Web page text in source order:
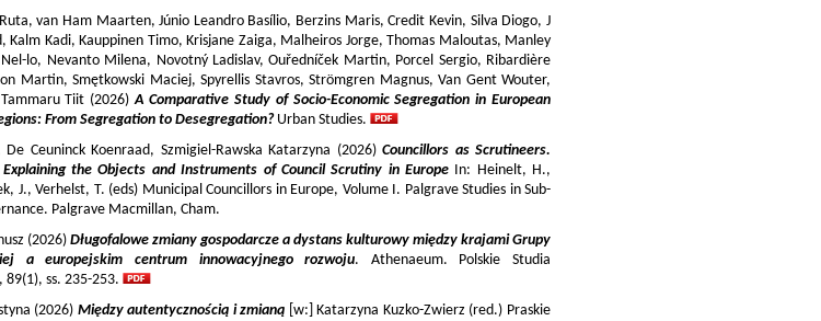
van Ham Maarten, Júnio Leandro Basílio, Berzins Maris, Credit Kevin, Silva Diogo, J
Kalm Kadi, Kauppinen Timo, Krisjane Zaiga, Malheiros Jorge, Thomas Maloutas, Manley
lo, Nevanto Milena, Novotný Ladislav, Ouředníček Martin, Porcel Sergio, Ribardière
Martin, Smętkowski Maciej, Spyrellis Stavros, Strömgren Magnus, Van Gent Wouter,
Tammaru Tiit (2026)A Comparative Study of Socio-Economic Segregation in European
From Segregation to Desegregation?Urban Studies.
De Ceuninck Koenraad, Szmigiel-Rawska Katarzyna (2026) Councillors as Scrutineers.
the Objects and Instruments of Council Scrutiny in EuropeIn: Heinelt, H.,
J., Verhelst, T. (eds) Municipal Councillors in Europe, Volume I. Palgrave Studies in Sub-
Palgrave Macmillan, Cham.
(2026) Długofalowe zmiany gospodarcze a dystans kulturowy między krajami Grupy
a europejskim centrum innowacyjnego rozwoju. Athenaeum. Polskie Studia
89(1), ss. 235-253.
(2026) Między autentycznością i zmianą [w:] Katarzyna Kuzko-Zwierz (red.) Praskie